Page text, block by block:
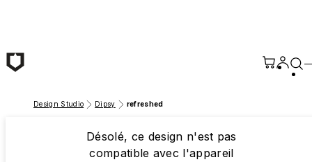
Design Studio Dipsy refreshed
Désolé, ce design n'est pas
compatible avec l'appareil